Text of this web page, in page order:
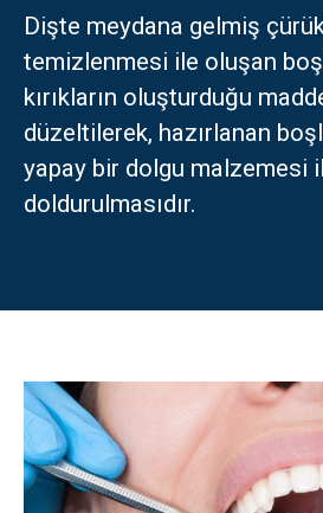
Türkçe
العربية(Arapça)
Français(Fransızca)
English İngilizce)
Dişte meydana gelmiş
temizlenmesi ile oluşan
kırıkların oluşturduğu
düzeltilerek, hazırlanan
yapay bir dolgu malzemesi
doldurulmasıdır.